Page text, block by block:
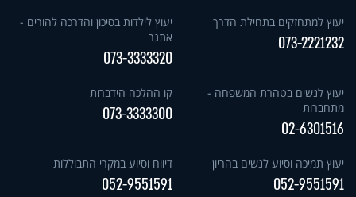
יעוץ למתחזקים בתחילת הדרך
073-2221232
יעוץ לילדות בסיכון והדרכה להורים -
אתגר
073-3333320
יעוץ לנשים בטהרת המשפחה -
מתחברות
02-6301516
קו ההלכה הידברות
073-3333300
יעוץ תמיכה וסיוע לנשים בהריון
052-9551591
דיווח וסיוע במקרי התבוללות
052-9551591